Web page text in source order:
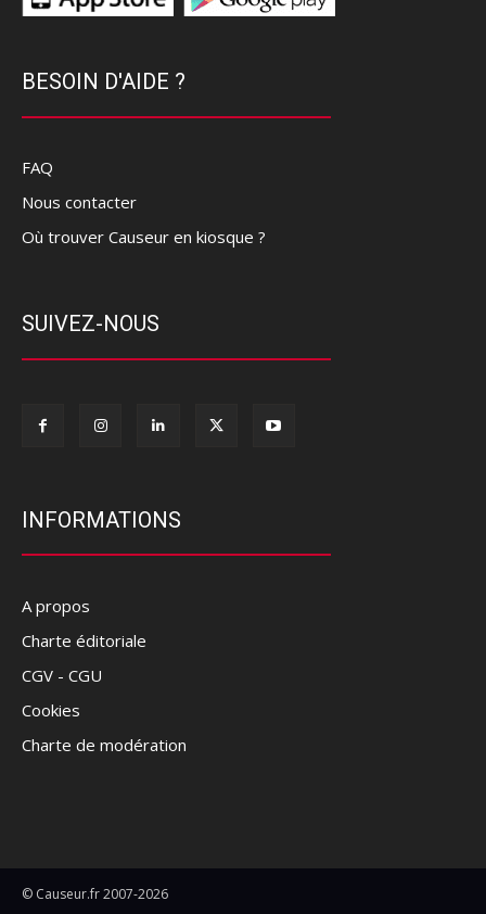
BESOIN D'AIDE ?
FAQ
Nous contacter
Où trouver Causeur en kiosque ?
SUIVEZ-NOUS
INFORMATIONS
A propos
Charte éditoriale
CGV - CGU
Cookies
Charte de modération
© Causeur.fr 2007-2026